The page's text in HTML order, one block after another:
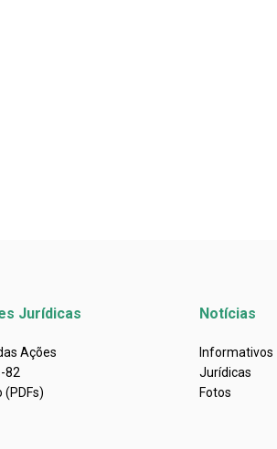
Jurídicas
Ações
82
(PDFs)
Notícias
Informativos
Jurídicas
Fotos